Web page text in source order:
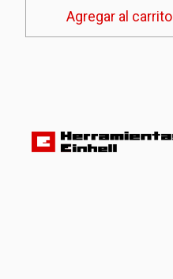
Agregar al carrito